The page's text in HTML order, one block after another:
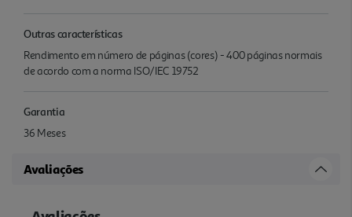
Outras características
Rendimento em número de páginas (cores) - 400 páginas normais
de acordo com a norma ISO/IEC 19752
Garantia
36 Meses
Avaliações